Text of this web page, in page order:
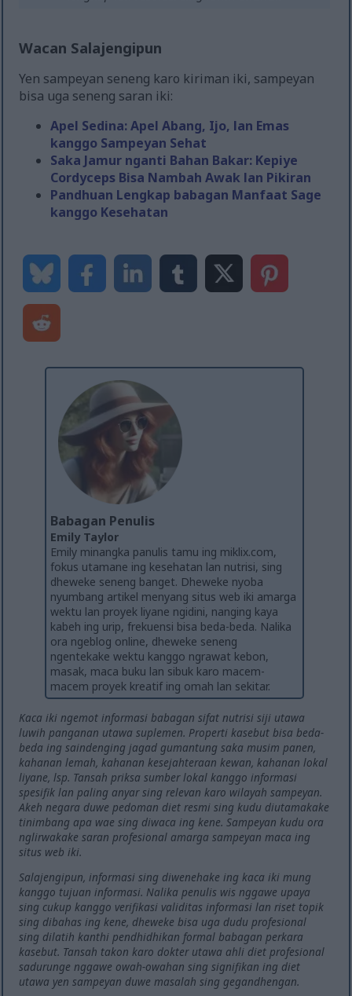
Wacan Salajengipun
Yen sampeyan seneng karo kiriman iki, sampeyan
bisa uga seneng saran iki:
Apel Sedina: Apel Abang, Ijo, lan Emas
kanggo Sampeyan Sehat
Saka Jamur nganti Bahan Bakar: Kepiye
Cordyceps Bisa Nambah Awak lan Pikiran
Pandhuan Lengkap babagan Manfaat Sage
kanggo Kesehatan
Babagan Penulis
Emily Taylor
Emily minangka panulis tamu ing miklix.com,
fokus utamane ing kesehatan lan nutrisi, sing
dheweke seneng banget. Dheweke nyoba
nyumbang artikel menyang situs web iki amarga
wektu lan proyek liyane ngidini, nanging kaya
kabeh ing urip, frekuensi bisa beda-beda. Nalika
ora ngeblog online, dheweke seneng
ngentekake wektu kanggo ngrawat kebon,
masak, maca buku lan sibuk karo macem-
macem proyek kreatif ing omah lan sekitar.
Kaca iki ngemot informasi babagan sifat nutrisi siji utawa
luwih panganan utawa suplemen. Properti kasebut bisa beda-
beda ing saindenging jagad gumantung saka musim panen,
kahanan lemah, kahanan kesejahteraan kewan, kahanan lokal
liyane, lsp. Tansah priksa sumber lokal kanggo informasi
spesifik lan paling anyar sing relevan karo wilayah sampeyan.
Akeh negara duwe pedoman diet resmi sing kudu diutamakake
tinimbang apa wae sing diwaca ing kene. Sampeyan kudu ora
nglirwakake saran profesional amarga sampeyan maca ing
situs web iki.
Salajengipun, informasi sing diwenehake ing kaca iki mung
kanggo tujuan informasi. Nalika penulis wis nggawe upaya
sing cukup kanggo verifikasi validitas informasi lan riset topik
sing dibahas ing kene, dheweke bisa uga dudu profesional
sing dilatih kanthi pendhidhikan formal babagan perkara
kasebut. Tansah takon karo dokter utawa ahli diet profesional
sadurunge nggawe owah-owahan sing signifikan ing diet
utawa yen sampeyan duwe masalah sing gegandhengan.